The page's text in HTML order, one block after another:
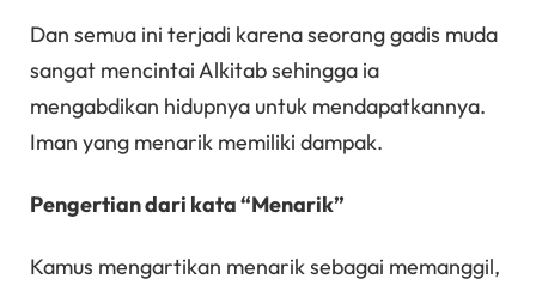
Dan semua ini terjadi karena seorang gadis muda
sangat mencintai Alkitab sehingga ia
mengabdikan hidupnya untuk mendapatkannya.
Iman yang menarik memiliki dampak.
Pengertian dari kata “Menarik”
Kamus mengartikan menarik sebagai memanggil,